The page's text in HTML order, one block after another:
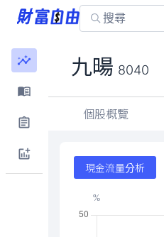
九暘 8040
個股概覽
現金流量分析